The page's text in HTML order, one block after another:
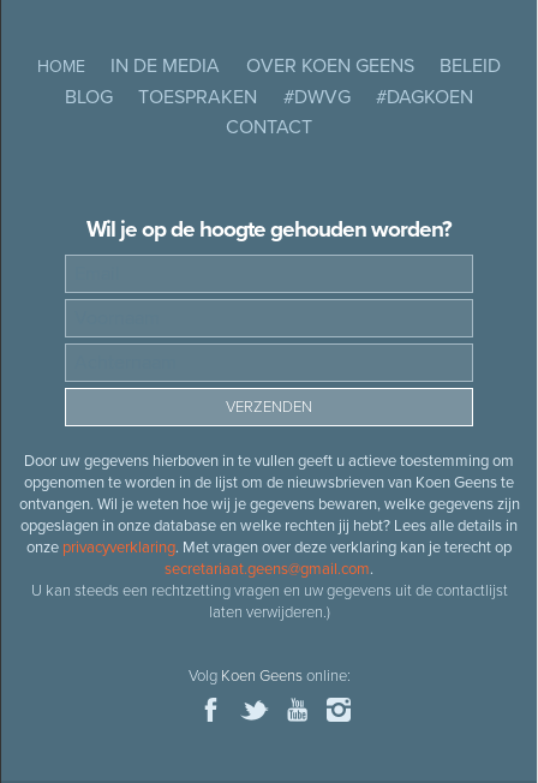
HOME IN DE MEDIA OVER KOEN GEENS
BELEID
BLOG
TOESPRAKEN #DWVG
#DAGKOEN
CONTACT
Wil je op de hoogte gehouden worden?
Door uw gegevens hierboven in te vullen geeft u actieve toestemming om
opgenomen te worden in de lijst om de nieuwsbrieven van Koen Geens te
ontvangen. Wil je weten hoe wij je gegevens bewaren, welke gegevens zijn
opgeslagen in onze database en welke rechten jij hebt? Lees alle details in
onze privacyverklaring. Met vragen over deze verklaring kan je terecht op
secretariaat.geens@gmail.com.
U kan steeds een rechtzetting vragen en uw gegevens uit de contactlijst
laten verwijderen.)
Volg Koen Geensonline: